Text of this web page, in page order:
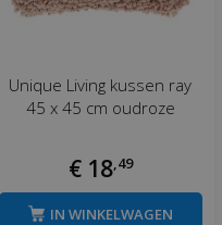
Unique Living kussen ray
45 x 45 cm oudroze
€ 18 49
IN WINKELWAGEN